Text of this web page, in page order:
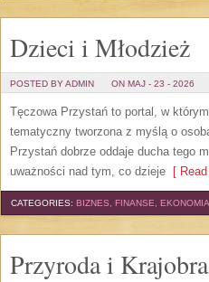
Dzieci i Młodzież
POSTED BY ADMIN ON MAJ - 23 - 2026
Tęczowa Przystań to portal, w
tematyczny tworzona z myślą o
Przystań dobrze oddaje ducha tego
uważności nad tym, co dzieje [
CATEGORIES: BIZNES, FINANSE, EKONOMIA
Przyroda i